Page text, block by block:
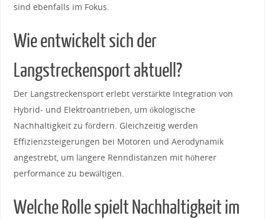
sind‌ ebenfalls im ⁤Fokus.
Wie entwickelt sich der
‍Langstreckensport aktuell?
Der ‍Langstreckensport ⁢erlebt verstärkte Integration‍ von
Hybrid- ⁣und Elektroantrieben, um ökologische
Nachhaltigkeit zu‌ fördern.⁢ Gleichzeitig​ werden
Effizienzsteigerungen bei Motoren und Aerodynamik‍
angestrebt,⁢ um‍ längere Renndistanzen ‍mit höherer
performance zu bewältigen.
Welche ⁢Rolle spielt Nachhaltigkeit im